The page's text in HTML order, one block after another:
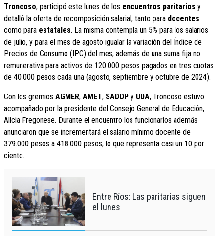
Troncoso, participó este lunes de los encuentros paritarios y
detalló la oferta de recomposición salarial, tanto para docentes
como para estatales. La misma contempla un 5% para los salarios
de julio, y para el mes de agosto igualar la variación del Índice de
Precios de Consumo (IPC) del mes, además de una suma fija no
remunerativa para activos de 120.000 pesos pagados en tres cuotas
de 40.000 pesos cada una (agosto, septiembre y octubre de 2024).
Con los gremios AGMER, AMET, SADOP y UDA, Troncoso estuvo
acompañado por la presidente del Consejo General de Educación,
Alicia Fregonese. Durante el encuentro los funcionarios además
anunciaron que se incrementará el salario mínimo docente de
379.000 pesos a 418.000 pesos, lo que representa casi un 10 por
ciento.
Entre Ríos: Las paritarias siguen
el lunes